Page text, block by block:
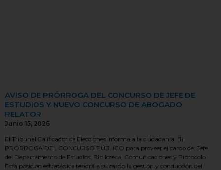
AVISO DE PRÓRROGA DEL CONCURSO DE JEFE DE
ESTUDIOS Y NUEVO CONCURSO DE ABOGADO
RELATOR
Junio 15, 2026
El Tribunal Calificador de Elecciones informa a la ciudadanía: (1)
PRÓRROGA DEL CONCURSO PÚBLICO para proveer el cargo de: Jefe
del Departamento de Estudios, Biblioteca, Comunicaciones y Protocolo
Esta posición estratégica tendrá a su cargo la gestión y conducción del